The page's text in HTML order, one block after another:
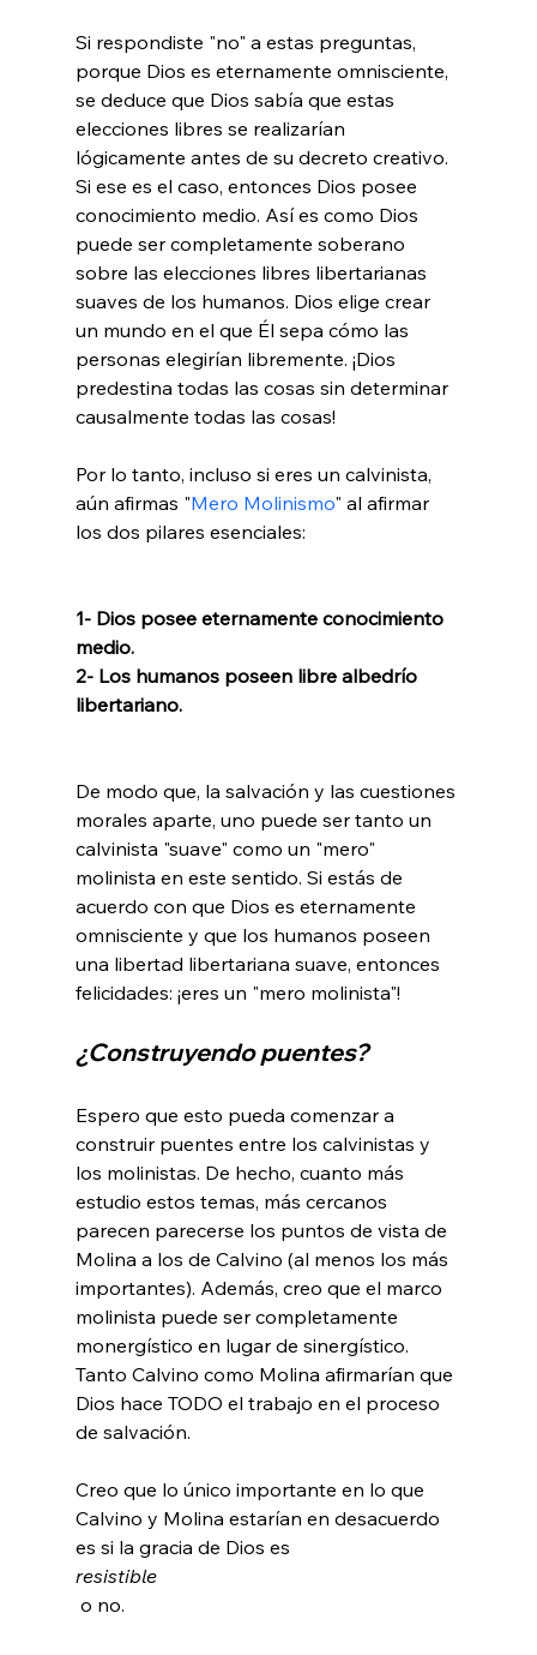
Si respondiste "no" a estas preguntas,
porque Dios es eternamente omnisciente,
se deduce que Dios sabía que estas
elecciones libres se realizarían
lógicamente antes de su decreto creativo.
Si ese es el caso, entonces Dios posee
conocimiento medio. Así es como Dios
puede ser completamente soberano
sobre las elecciones libres libertarianas
suaves de los humanos. Dios elige crear
un mundo en el que Él sepa cómo las
personas elegirían libremente. ¡Dios
predestina todas las cosas sin determinar
causalmente todas las cosas!
Por lo tanto, incluso si eres un calvinista,
aún afirmas "Mero Molinismo" al afirmar
los dos pilares esenciales:
1- Dios posee eternamente conocimiento
medio.
2- Los humanos poseen libre albedrío
libertariano.
De modo que, la salvación y las cuestiones
morales aparte, uno puede ser tanto un
calvinista "suave" como un "mero"
molinista en este sentido. Si estás de
acuerdo con que Dios es eternamente
omnisciente y que los humanos poseen
una libertad libertariana suave, entonces
¿Construyendo puentes?
Espero que esto pueda comenzar a
construir puentes entre los calvinistas y
los molinistas. De hecho, cuanto más
estudio estos temas, más cercanos
parecen parecerse los puntos de vista de
Molina a los de Calvino (al menos los más
importantes). Además, creo que el marco
molinista puede ser completamente
monergístico en lugar de sinergístico.
Tanto Calvino como Molina afirmarían que
Dios hace TODO el trabajo en el proceso
de salvación.
Creo que lo único importante en lo que
Calvino y Molina estarían en desacuerdo
es si la gracia de Dios es
resistible